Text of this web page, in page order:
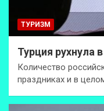
ТУРИЗМ
Турция рухнула
Количество
праздниках и в